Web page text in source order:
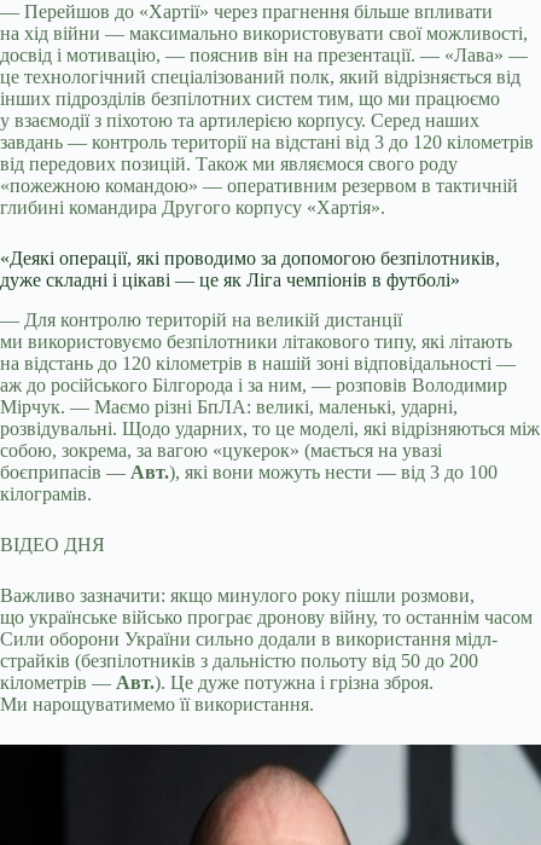
— Перейшов до «Хартії» через прагнення більше впливати
на хід війни — максимально використовувати свої можливості,
досвід і мотивацію, — пояснив він на презентації. — «Лава» —
це технологічний спеціалізований полк, який відрізняється від
інших підрозділів безпілотних систем тим, що ми працюємо
у взаємодії з піхотою та артилерією корпусу. Серед наших
завдань — контроль території на відстані від 3 до 120 кілометрів
від передових позицій. Також ми являємося свого роду
«пожежною командою» — оперативним резервом в тактичній
глибині командира Другого корпусу «Хартія».
«Деякі операції, які проводимо за допомогою безпілотників,
дуже складні і цікаві — це як Ліга чемпіонів в футболі»
— Для контролю територій на великій дистанції
ми використовуємо безпілотники літакового типу, які літають
на відстань до 120 кілометрів в нашій зоні відповідальності —
аж до російського Білгорода і за ним, — розповів Володимир
Мірчук. — Маємо різні БпЛА: великі, маленькі, ударні,
розвідувальні. Щодо ударних, то це моделі, які відрізняються між
собою, зокрема, за вагою «цукерок» (мається на увазі
боєприпасів — Авт.), які вони можуть нести — від 3 до 100
кілограмів.
ВІДЕО ДНЯ
Важливо зазначити: якщо минулого року пішли розмови,
що українське військо програє дронову війну, то останнім часом
Сили оборони України сильно додали в використання мідл-
страйків (безпілотників з дальністю польоту від 50 до 200
кілометрів — Авт.). Це дуже потужна і грізна зброя.
Ми нарощуватимемо її використання.